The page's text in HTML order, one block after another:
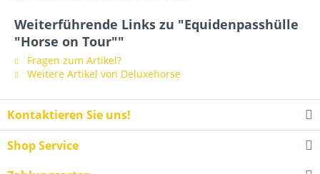
Weiterführende Links zu "Equidenpasshülle
"Horse on Tour""
Fragen zum Artikel?
Weitere Artikel von Deluxehorse
Kontaktieren Sie uns!
Shop Service